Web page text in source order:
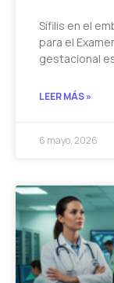
Sífilis en el
para el
gestacional
LEER MÁS »
6 mayo, 2026